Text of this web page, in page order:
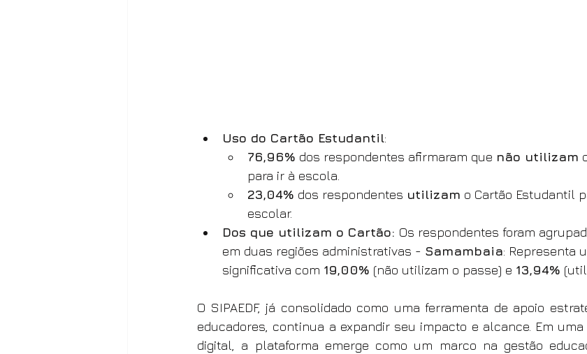
Uso do Cartão Estudantil:
76,96% dos respondentes afirmaram que não utilizam
para ir à escola.
23,04% dos respondentes utilizam o Cartão Estudantil
escolar.
Dos que utilizam o Cartão: Os respondentes foram
em duas regiões administrativas - Samambaia: Representa
significativa com 19,00% (não utilizam o passe) e 13,94%
O SIPAEDF, já consolidado como uma ferramenta de apoio
educadores, continua a expandir seu impacto e alcance. Em
digital, a plataforma emerge como um marco na gestão